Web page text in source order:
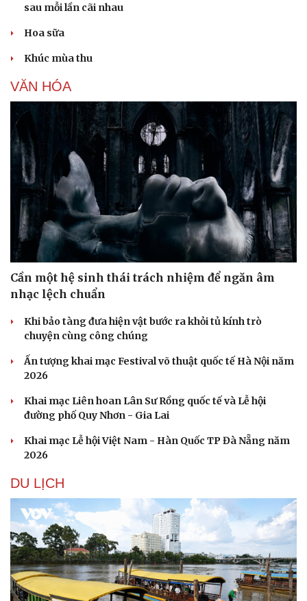
Văn hóa
Sân khấu - Điện ảnh
Văn học
Âm nhạc
Di sản
Giải trí
Nghệ sĩ
Thời trang
Sao Việt
sau mỗi lần cãi nhau
Hoa sữa
Khúc mùa thu
VĂN HÓA
Cần một hệ sinh thái trách nhiệm để ngăn âm
nhạc lệch chuẩn
Khi bảo tàng đưa hiện vật bước ra khỏi tủ kính trò
chuyện cùng công chúng
Ấn tượng khai mạc Festival võ thuật quốc tế Hà Nội năm
2026
Khai mạc Liên hoan Lân Sư Rồng quốc tế và Lễ hội
đường phố Quy Nhơn - Gia Lai
Khai mạc Lễ hội Việt Nam - Hàn Quốc TP Đà Nẵng năm
2026
DU LỊCH